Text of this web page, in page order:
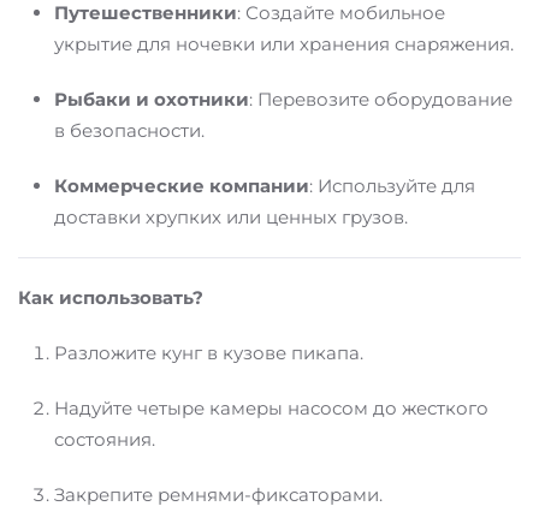
Путешественники: Создайте мобильное
укрытие для ночевки или хранения снаряжения.
Рыбаки и охотники: Перевозите оборудование
в безопасности.
Коммерческие компании: Используйте для
доставки хрупких или ценных грузов.
Как использовать?
Разложите кунг в кузове пикапа.
Надуйте четыре камеры насосом до жесткого
состояния.
Закрепите ремнями-фиксаторами.